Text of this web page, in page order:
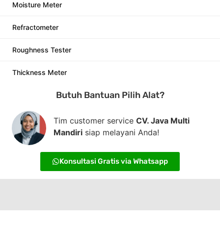
Moisture Meter
Refractometer
Roughness Tester
Thickness Meter
Butuh Bantuan Pilih Alat?
Tim customer service CV. Java Multi
Mandiri siap melayani Anda!
Konsultasi Gratis via Whatsapp